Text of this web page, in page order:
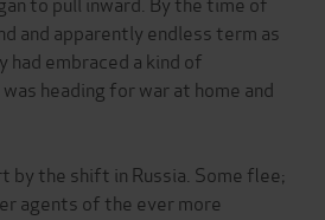
and apparently endless term as
embraced a kind of
heading for war at home and
by the shift in Russia. Some flee;
agents of the ever more